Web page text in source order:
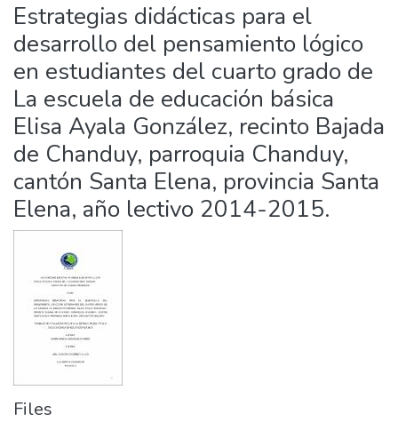
Estrategias didácticas para el
desarrollo del pensamiento lógico
en estudiantes del cuarto grado de
La escuela de educación básica
Elisa Ayala González, recinto Bajada
de Chanduy, parroquia Chanduy,
cantón Santa Elena, provincia Santa
Elena, año lectivo 2014-2015.
Files